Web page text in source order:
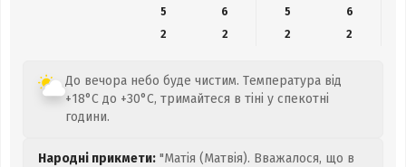
5
6 5
6
2
2 2 2
До вечора небо буде чистим. Температура від
+18°C до +30°C, тримайтеся в тіні у спекотні
години.
Народні прикмети: "Матія (Матвія). Вважалося, що в